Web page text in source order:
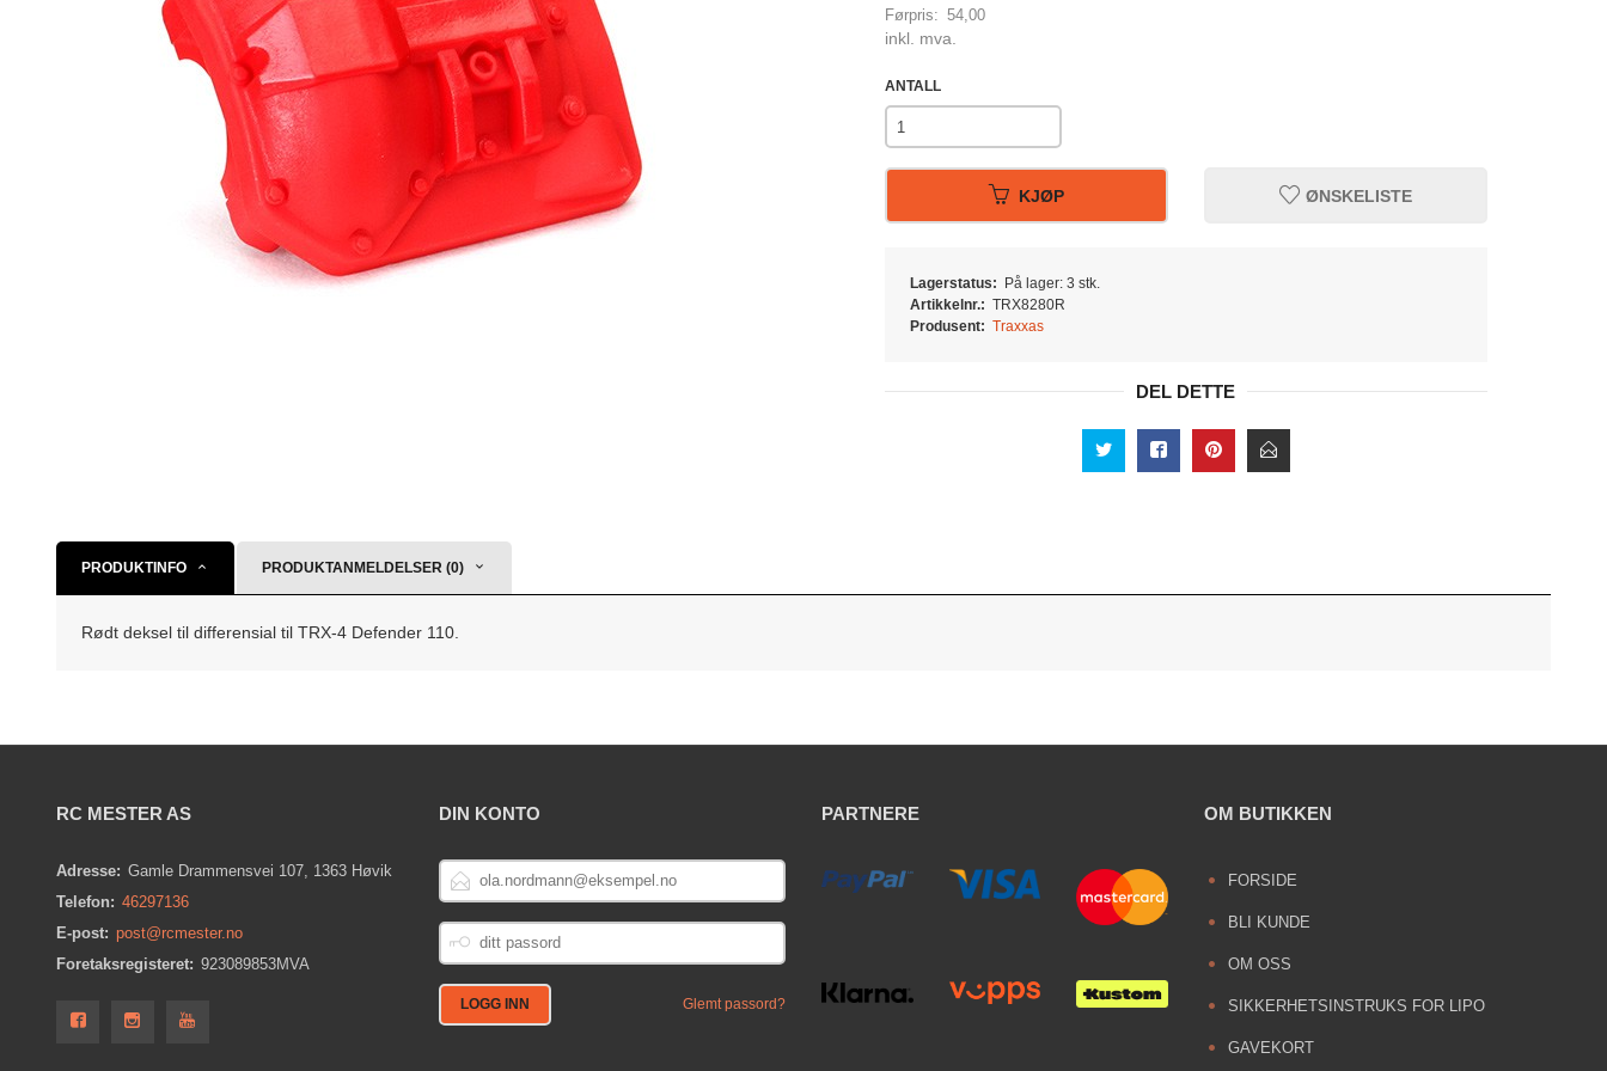
Førpris: 54,00
Rabatt
inkl. mva.
ANTALL
KJØP ØNSKELISTE
Lagerstatus:
På lager: 3 stk.
Artikkelnr.: TRX8280R
Produsent: Traxxas
DEL DETTE
PRODUKTINFO PRODUKTANMELDELSER (0)
Rødt deksel til differensial til TRX-4 Defender 110.
RC MESTER AS
Adresse: Gamle Drammensvei 107, 1363 Høvik
Telefon: 46297136
E-post: post@rcmester.no
Foretaksregisteret: 923089853MVA
DIN KONTO
E-
POSTADRESSE
DITT
PASSORD
Glemt passord?
PARTNERE OM BUTIKKEN
FORSIDE
BLI KUNDE
OM OSS
SIKKERHETSINSTRUKS FOR LIPO
GAVEKORT